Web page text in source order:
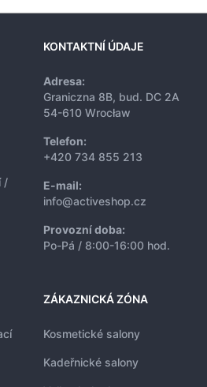
/
KONTAKTNÍ ÚDAJE
Adresa:
Graniczna 8B, bud. DC 2A
54-610 Wrocław
Telefon:
+420 734 855 213
E-mail:
info@activeshop.cz
Provozní doba:
Po-Pá / 8:00-16:00 hod.
ZÁKAZNICKÁ ZÓNA
Kosmetické salony
Kadeřnické salony